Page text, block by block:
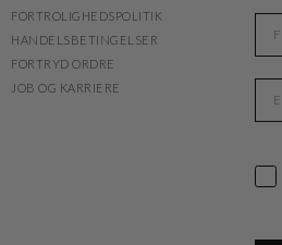
FORTROLIGHEDSPOLITIK
HANDELSBETINGELSER
FORTRYD ORDRE
JOB OG KARRIERE